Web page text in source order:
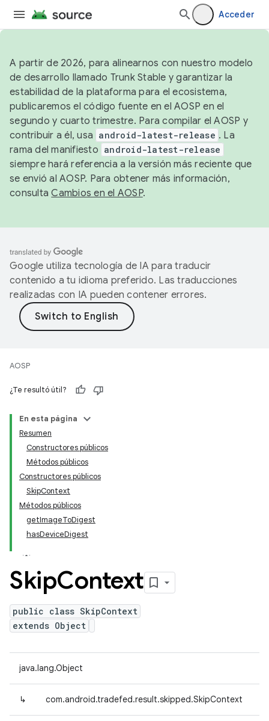
Acceder
A partir de 2026, para alinearnos con nuestro modelo
de desarrollo llamado Trunk Stable y garantizar la
estabilidad de la plataforma para el ecosistema,
publicaremos el código fuente en el AOSP en el
segundo y cuarto trimestre. Para compilar el AOSP y
contribuir a él, usa android-latest-release . La
rama del manifiesto android-latest-release
siempre hará referencia a la versión más reciente que
se envió al AOSP. Para obtener más información,
consultaCambios en el AOSP.
Google utiliza tecnología de IA para traducir
contenido a tu idioma preferido. Las traducciones
realizadas con IA pueden contener errores.
AOSP
¿Te resultó útil?
En esta página
Resumen
Constructores públicos
Métodos públicos
Constructores públicos
SkipContext
Métodos públicos
getImageToDigest
hasDeviceDigest
SkipContext
public class SkipContext
extends Object
java.lang.Object
↳ com.android.tradefed.result.skipped.SkipContext